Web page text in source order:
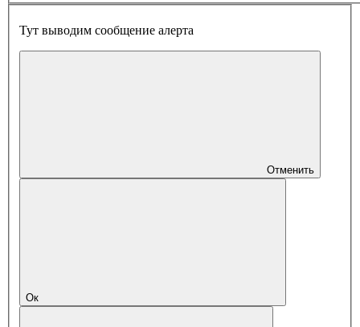
Тут выводим сообщение алерта
Отменить
Ок